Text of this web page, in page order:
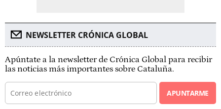
NEWSLETTER CRÓNICA GLOBAL
Apúntate a la newsletter de Crónica Global para recibir
las noticias más importantes sobre Cataluña.
APUNTARME